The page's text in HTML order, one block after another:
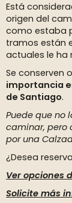
Está
origen del
como estaba
tramos están
actuales le ha
Se conserven
importancia
de Santiago.
Puede que no
caminar, pero
por una
¿Desea
Ver opciones
Solicite más